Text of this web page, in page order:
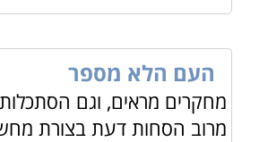
העם הלא מספר
מחקרים מראים, וגם
מרוב הסחות דעת בצורת